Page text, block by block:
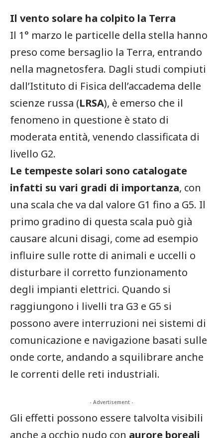
Il vento solare ha colpito la Terra
Il 1° marzo le particelle della stella hanno
preso come bersaglio la Terra, entrando
nella magnetosfera. Dagli studi compiuti
dall’Istituto di Fisica dell’accadema delle
scienze russa (LRSA), è emerso che il
fenomeno in questione è stato di
moderata entità, venendo classificata di
livello G2.
Le tempeste solari sono catalogate
infatti su vari gradi di importanza, con
una scala che va dal valore G1 fino a G5. Il
primo gradino di questa scala può già
causare alcuni disagi, come ad esempio
influire sulle rotte di animali e uccelli o
disturbare il corretto funzionamento
degli impianti elettrici. Quando si
raggiungono i livelli tra G3 e G5 si
possono avere interruzioni nei sistemi di
comunicazione e navigazione basati sulle
onde corte, andando a squilibrare anche
le correnti delle reti industriali.
- Advertisement -
Gli effetti possono essere talvolta visibili
anche a occhio nudo con aurore boreali